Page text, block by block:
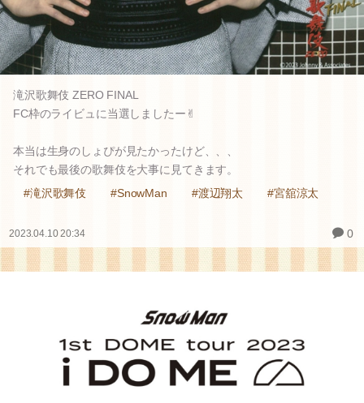
滝沢歌舞伎 ZERO FINAL
FC枠のライビュに当選しましたー✌︎
本当は生身のしょぴが見たかったけど、、、
それでも最後の歌舞伎を大事に見てきます。
#滝沢歌舞伎
#SnowMan #渡辺翔太 #宮舘涼太
2023.04.10 20:34 0